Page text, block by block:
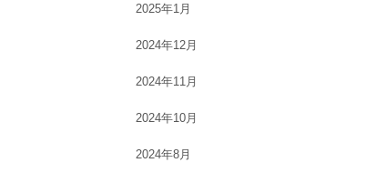
2025年1月
2024年12月
2024年11月
2024年10月
2024年8月